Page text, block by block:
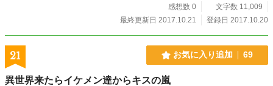
感想数 0
文字数 11,009
最終更新日 2017.10.21
登録日 2017.10.20
21 お気に入り追加 69
異世界来たらイケメン達からキスの嵐